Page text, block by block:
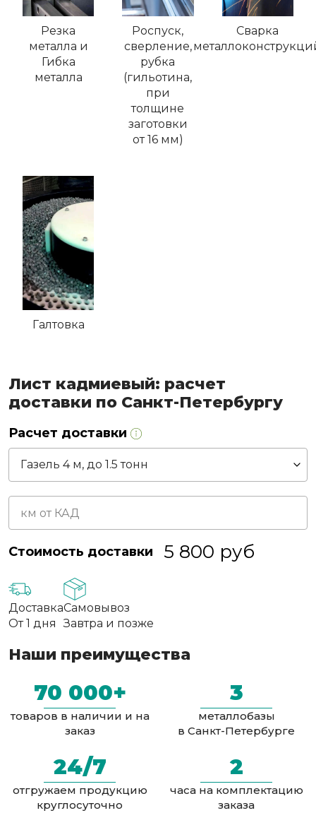
Резка
металла и
Гибка
металла
Роспуск,
сверление,
рубка
(гильотина,
при
толщине
заготовки
от 16 мм)
Сварка
Галтовка
Лист кадмиевый: расчет
доставки по Санкт-Петербургу
Расчет доставки
Стоимость доставки 5 800 руб
Доставка
От 1 дня
Самовывоз
Завтра и позже
Наши преимущества
70 000+
товаров в наличии и на
заказ
3
металлобазы
в Санкт-Петербурге
24/7
отгружаем продукцию
круглосуточно
2
часа на комплектацию
заказа